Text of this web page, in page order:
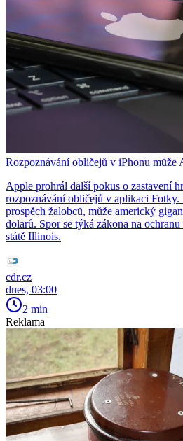
Rozpoznávání obličejů v iPhonu může
Apple prohrál další pokus o zastavení
rozpoznávání obličejů v aplikaci Fotky.
prospěch žalobců, může americký
dolarů. Spor se týká zákona na
státě Illinois.
cdr.cz
dnes, 03:00
2 min
Reklama